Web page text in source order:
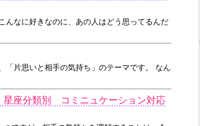
んなに好きなのに、あの人はどう思ってるんだ
片思いと相手の気持ち」のテーマです。 なん
星座分類別 コミニュケーション対応